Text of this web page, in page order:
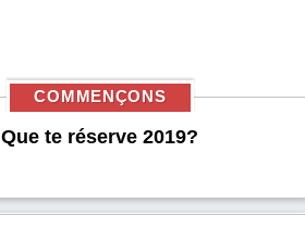
COMMENÇONS
Que te réserve 2019?